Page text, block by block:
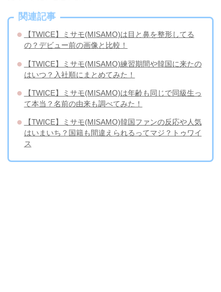
関連記事
【TWICE】ミサモ(MISAMO)は目と鼻を整形してる
の？デビュー前の画像と比較！
【TWICE】ミサモ(MISAMO)練習期間や韓国に来たの
はいつ？入社順にまとめてみた！
【TWICE】ミサモ(MISAMO)は年齢も同じで同級生っ
て本当？名前の由来も調べてみた！
【TWICE】ミサモ(MISAMO)韓国ファンの反応や人気
はいまいち？国籍も間違えられるってマジ？トゥワイ
ス